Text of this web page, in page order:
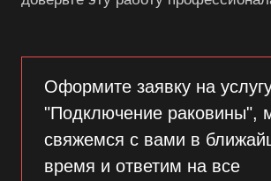
Оформите заявку на
"Подключение раковины",
свяжемся с вами в
время и ответим на все